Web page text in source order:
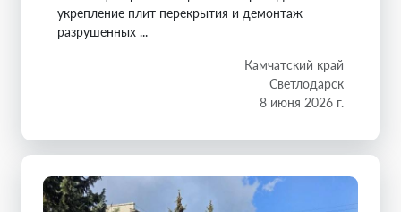
укрепление плит перекрытия и демонтаж
разрушенных ...
Камчатский край
Светлодарск
8 июня 2026 г.